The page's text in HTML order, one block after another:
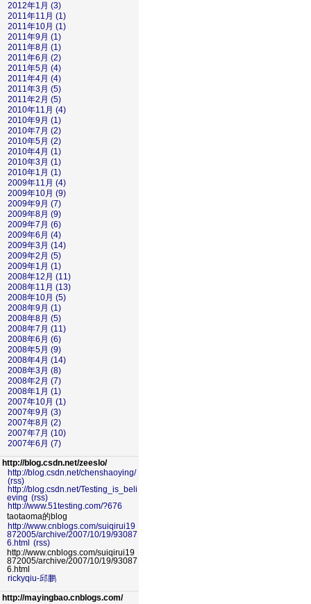
2012年1月 (3)
2011年11月 (1)
2011年10月 (1)
2011年9月 (1)
2011年8月 (1)
2011年6月 (2)
2011年5月 (4)
2011年4月 (4)
2011年3月 (5)
2011年2月 (5)
2010年11月 (4)
2010年9月 (1)
2010年7月 (2)
2010年5月 (2)
2010年4月 (1)
2010年3月 (1)
2010年1月 (1)
2009年11月 (4)
2009年10月 (9)
2009年9月 (7)
2009年8月 (9)
2009年7月 (6)
2009年6月 (4)
2009年3月 (14)
2009年2月 (5)
2009年1月 (1)
2008年12月 (11)
2008年11月 (13)
2008年10月 (5)
2008年9月 (1)
2008年8月 (5)
2008年7月 (11)
2008年6月 (6)
2008年5月 (9)
2008年4月 (14)
2008年3月 (8)
2008年2月 (7)
2008年1月 (1)
2007年10月 (1)
2007年9月 (3)
2007年8月 (2)
2007年7月 (10)
2007年6月 (7)
http://blog.csdn.net/zeeslo/
http://blog.csdn.net/chenshaoying/
(rss)
http://blog.csdn.net/Testing_is_beli
eving (rss)
http://www.51testing.com/?676
taotaoma的blog
http://www.cnblogs.com/suiqirui19
872005/archive/2007/10/19/93087
6.html
(rss)
http://www.cnblogs.com/suiqirui19
872005/archive/2007/10/19/93087
6.html
rickyqiu-邱鹏
http://mayingbao.cnblogs.com/